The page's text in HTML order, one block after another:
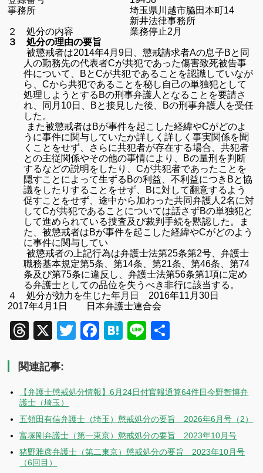
事務所 埼玉県川越市脇田本町14
新井法律事務所
２ 処分の内容 業務停止2月
３ 処分の理由の要旨
被懲戒者は2014年4月9日、懲戒請求者Aの息子Bと同
人の勤務先の代表者Cが共犯であった傷害致死被告事
件について、BとCが共犯であることを認識していなが
ら、Cから共犯であることを秘し自己の単独犯として
処理しようとするBの刑事弁護人となることを要請さ
れ、同月10日、Bと接見した後、Bの刑事弁護人を受任
した。
また被懲戒者はBが事件を起こした経緯やCがどのよ
うに事件に関与していたか詳しく詳しく事実関係を聞
くことをせず、さらに共犯者が存在する場合、共犯者
との主従関係やその他の事情により、Bの量刑を判断
するなどの説明をしたり、Cが共犯者であったことを
隠すことによって生ずるBの利益、不利益につきBと協
議をしたりすることをせず、Bに対して翻意するよう
促すことをせず、途中から加わった共同弁護人2名に対
してCが共犯であることについては話さずBの単独犯と
して進められている捜査及び裁判手続を黙認した。
ま
た、被懲戒者はBが事件を起こした経緯やCがどのよう
に事件に関与してい
被懲戒者の上記行為は弁護士法第25条第2号、弁護士
職務基本規定第5条、第14条、第21条、第46条、第74
条及び第75条に違反し、弁護士法第56条第1項に定め
る弁護士としての品位を失うべき非行に該当する。
４ 処分が効力を生じた年月日 2016年11 月30日
2017年4月 1 日 日本弁護士連合会
Threads
X Twitter
Facebook
Hatena
Line
関連記事:
【弁護士懲戒処分情報】6月24日付官報通算64件目今野智博弁
護士（埼玉）
五領田有信弁護士（埼玉）懲戒処分の要旨 2026年6月号（2）
富塚剛弁護士（第一東京）懲戒処分の要旨 2023年10月号
猪野雅彦弁護士（第二東京）懲戒処分の要旨 2023年10月号
（6回目）